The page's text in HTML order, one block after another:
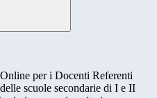
per i Docenti Referenti
scuole secondarie di I e II